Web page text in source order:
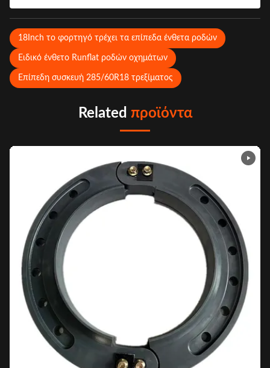
18Inch το φορτηγό τρέχει τα επίπεδα ένθετα ροδών
Ειδικό ένθετο Runflat ροδών οχημάτων
Επίπεδη συσκευή 285/60R18 τρεξίματος
Related προϊόντα